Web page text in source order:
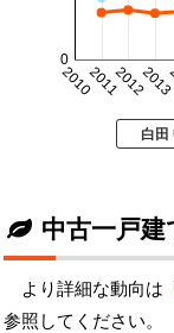
2010201120122013
0
白田
中古一戸
より詳細な動向は
参照してください。